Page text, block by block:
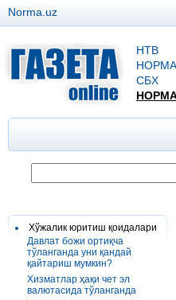
Norma.uz
НТВ
НОРМА
СБХ
Хўжалик юритиш қоидалари
Давлат божи ортиқча
тўланганда уни қандай
қайтариш мумкин?
Хизматлар ҳақи чет эл
валютасида тўланганда